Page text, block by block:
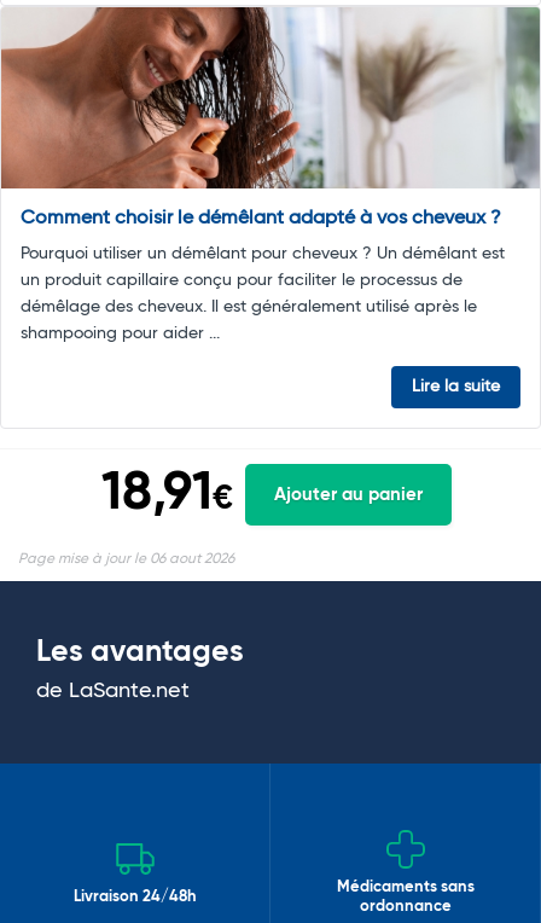
Comment choisir le démêlant adapté à vos cheveux ?
Pourquoi utiliser un démêlant pour cheveux ? Un démêlant est
un produit capillaire conçu pour faciliter le processus de
démêlage des cheveux. Il est généralement utilisé après le
shampooing pour aider ...
Lire la suite
18,91€ Ajouter au panier
Page mise à jour le 06 aout 2026
Les avantages
de LaSante.net
Livraison 24/48h
Médicaments sans
ordonnance